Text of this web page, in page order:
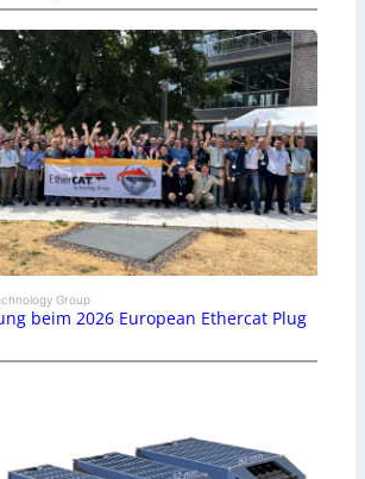
Group
beim 2026 European Ethercat Plug